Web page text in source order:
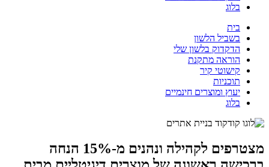
בשביל הלשון
הדקדוק בלשון שלי
הוראה מתקנת
קישוטי קיר
תוכניות
יעוץ ומוצרים חינמיים
מצטרפים לקהילה ונהנים מ-15% הנחה